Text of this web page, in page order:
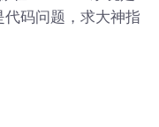
码问题，求大神指